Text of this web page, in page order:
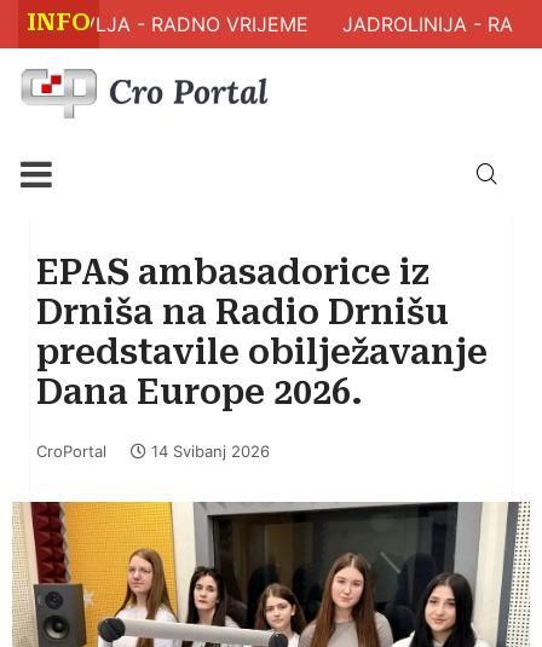
INFO
ZDRAVLJA - RADNO VRIJEME JADROLINIJA -
EPAS ambasadorice iz
Drniša na Radio Drnišu
predstavile obilježavanje
Dana Europe 2026.
CroPortal 14 Svibanj 2026